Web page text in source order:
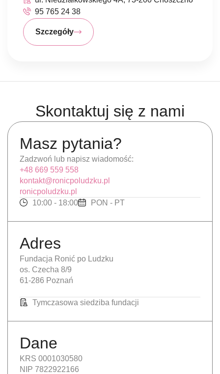
95 765 24 38
Szczegóły
Skontaktuj się z nami
Masz pytania?
Zadzwoń lub napisz wiadomość:
+48 669 559 558
kontakt@ronicpoludzku.pl
ronicpoludzku.pl
10:00 - 18:00
PON - PT
Adres
Fundacja Ronić po Ludzku
os. Czecha 8/9
61-286 Poznań
Tymczasowa siedziba fundacji
Dane
KRS 0001030580
NIP 7822922166